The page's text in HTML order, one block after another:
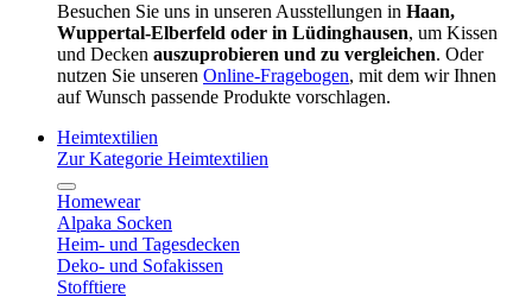
Besuchen Sie uns in unseren Ausstellungen in Haan,
Wuppertal-Elberfeld oder in Lüdinghausen, um Kissen
und Decken auszuprobieren und zu vergleichen. Oder
nutzen Sie unseren Online-Fragebogen, mit dem wir Ihnen
auf Wunsch passende Produkte vorschlagen.
Heimtextilien
Zur Kategorie Heimtextilien
Homewear
Alpaka Socken
Heim- und Tagesdecken
Deko- und Sofakissen
Stofftiere